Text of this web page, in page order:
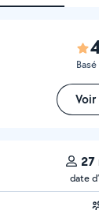
Voir
27
date